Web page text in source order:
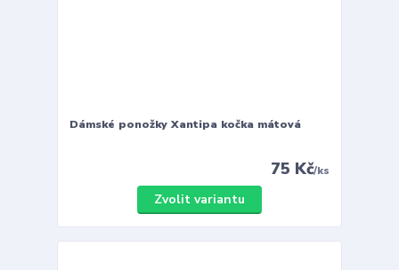
Dámské ponožky Xantipa kočka mátová
75 Kč/ks
Zvolit variantu